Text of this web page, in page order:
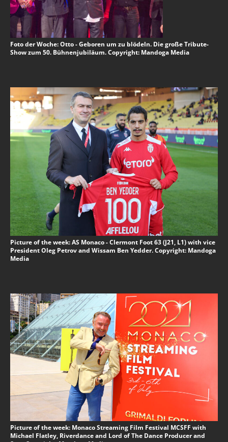
Foto der Woche: Otto - Geboren um zu blödeln. Die große Tribute-
Show zum 50. Bühnenjubiläum. Copyright: Mandoga Media
Picture of the week: AS Monaco - Clermont Foot 63 (J21, L1) with vice
President Oleg Petrov and Wissam Ben Yedder. Copyright: Mandoga
Media
Picture of the week: Monaco Streaming Film Festival MCSFF with
Michael Flatley, Riverdance and Lord of The Dance Producer and